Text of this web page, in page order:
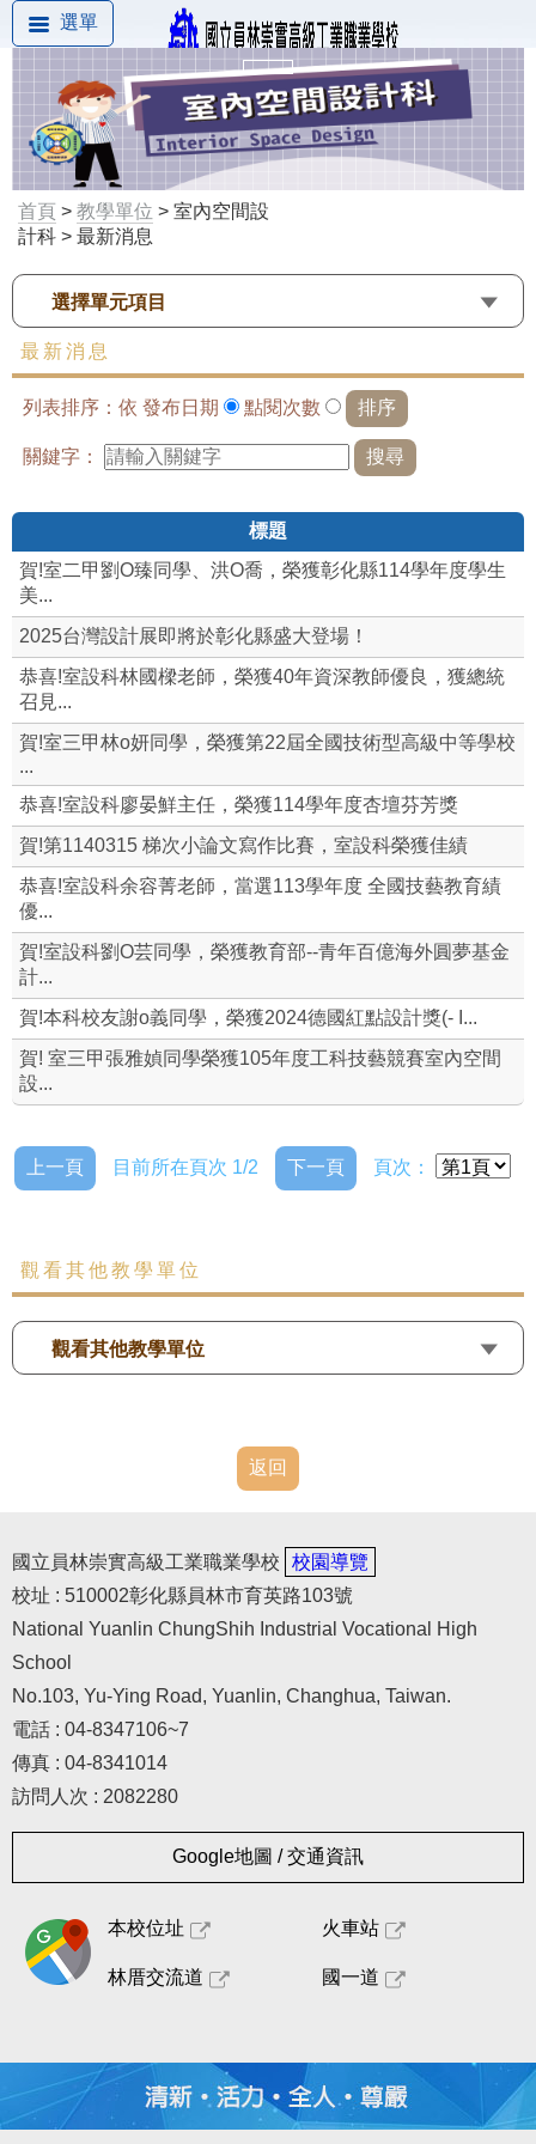
選單
首頁 > 教學單位 > 室內空間設
計科 > 最新消息
選擇單元項目
最新消息
列表排序：依 發布日期 點閱次數
關鍵字：
標題
賀!室二甲劉O臻同學、洪O喬，榮獲彰化縣114學年度學生
美...
2025台灣設計展即將於彰化縣盛大登場！
恭喜!室設科林國樑老師，榮獲40年資深教師優良，獲總統
召見...
賀!室三甲林o妍同學，榮獲第22屆全國技術型高級中等學校
...
恭喜!室設科廖晏鮮主任，榮獲114學年度杏壇芬芳獎
賀!第1140315 梯次小論文寫作比賽，室設科榮獲佳績
恭喜!室設科余容菁老師，當選113學年度 全國技藝教育績
優...
賀!室設科劉O芸同學，榮獲教育部--青年百億海外圓夢基金
計...
賀!本科校友謝o義同學，榮獲2024德國紅點設計獎(- I...
賀! 室三甲張雅媜同學榮獲105年度工科技藝競賽室內空間
設...
上一頁 目前所在頁次 1/2 下一頁 頁次：
觀看其他教學單位
觀看其他教學單位
返回
國立員林崇實高級工業職業學校
校園導覽
校址 : 510002彰化縣員林市育英路103號
National Yuanlin ChungShih Industrial Vocational High
School
No.103, Yu-Ying Road, Yuanlin, Changhua, Taiwan.
電話 : 04-8347106~7
傳真 : 04-8341014
訪問人次 : 2082280
Google地圖 / 交通資訊
本校位址 火車站
林厝交流道 國一道